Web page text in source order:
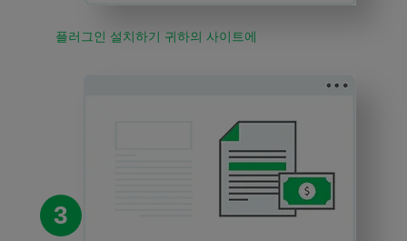
플러그인 설치하기 귀하의 사이트에
3